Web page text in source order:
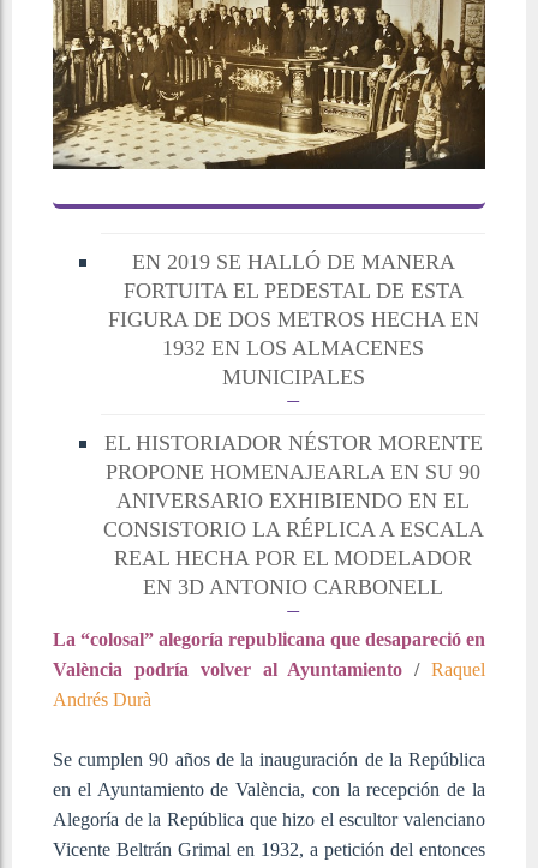
EN 2019 SE HALLÓ DE MANERA
FORTUITA EL PEDESTAL DE ESTA
FIGURA DE DOS METROS HECHA EN
1932 EN LOS ALMACENES
MUNICIPALES
EL HISTORIADOR NÉSTOR MORENTE
PROPONE HOMENAJEARLA EN SU 90
ANIVERSARIO EXHIBIENDO EN EL
CONSISTORIO LA RÉPLICA A ESCALA
REAL HECHA POR EL MODELADOR
EN 3D ANTONIO CARBONELL
La “colosal” alegoría republicana que desapareció en
València podría volver al Ayuntamiento/Raquel
Andrés Durà
Se cumplen 90 años de la inauguración de la República
en el Ayuntamiento de València, con la recepción de la
Alegoría de la República que hizo el escultor valenciano
Vicente Beltrán Grimal en 1932, a petición del entonces